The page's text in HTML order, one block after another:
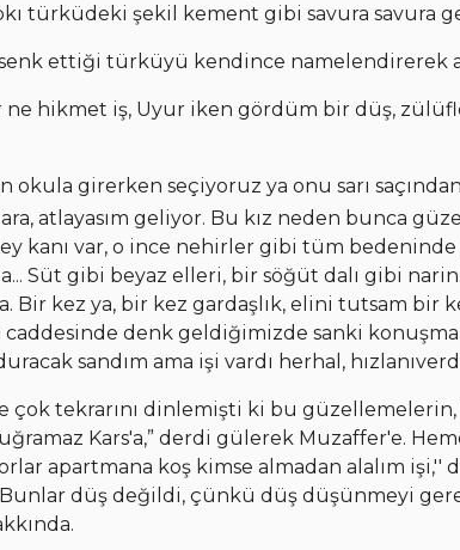
türküdeki şekil kement gibi savura savura
ettiği türküyü kendince namelendirerek
ne hikmet iş, Uyur iken gördüm bir düş,
okula girerken seçiyoruz ya onu sarı
atlayasım geliyor. Bu kız neden bunca
kanı var, o ince nehirler gibi tüm
Süt gibi beyaz elleri, bir söğüt dalı gibi
Bir kez ya, bir kez gardaşlık, elini tutsam bir
caddesinde denk geldiğimizde sanki
sandım ama işi vardı herhal,
çok tekrarını dinlemişti ki bu
Kars'a,” derdi gülerek Muzaffer'e.
apartmana koş kimse almadan alalım işi,''
Bunlar düş değildi, çünkü düş düşünmeyi